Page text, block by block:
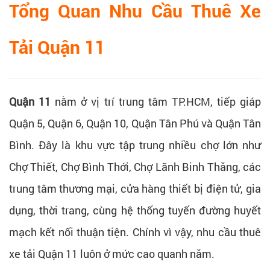
Tổng Quan Nhu Cầu Thuê Xe
Tải Quận 11
Quận 11 nằm ở vị trí trung tâm TP.HCM, tiếp giáp
Quận 5, Quận 6, Quận 10, Quận Tân Phú và Quận Tân
Bình. Đây là khu vực tập trung nhiều chợ lớn như
Chợ Thiết, Chợ Bình Thới, Chợ Lãnh Binh Thăng, các
trung tâm thương mại, cửa hàng thiết bị điện tử, gia
dụng, thời trang, cùng hệ thống tuyến đường huyết
mạch kết nối thuận tiện. Chính vì vậy, nhu cầu thuê
xe tải Quận 11 luôn ở mức cao quanh năm.